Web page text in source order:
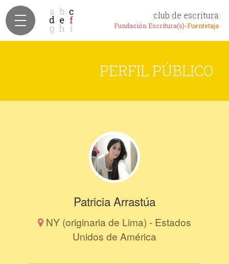
club de escritura
Fundación Escritura(s)-Fuentetaja
PERFIL PÚBLICO
Patricia Arrastúa
NY (originaria de Lima) - Estados
Unidos de América